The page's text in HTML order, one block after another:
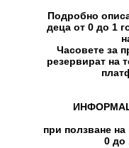
Подробно
деца от 0 до 1
Часовете за
резервират на
при ползване на
0 до